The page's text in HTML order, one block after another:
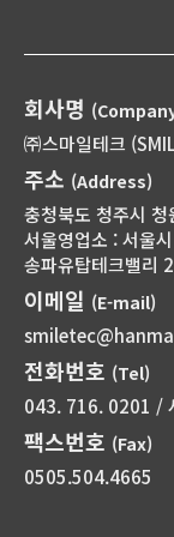
회사명
㈜스마일테크
주소 (Address)
충청북도 청주시
서울영업소 : 서울
송파유탑테크밸리
이메일 (E-mail)
전화번호 (Tel)
043. 716. 0201 /
팩스번호 (Fax)
0505.504.4665